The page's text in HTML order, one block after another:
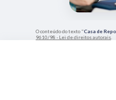
O conteúdo do texto "Casa de
9610/98 - Lei de direitos autorais